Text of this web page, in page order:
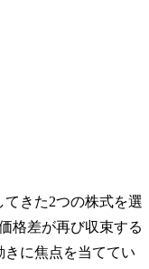
きた2つの株式を選
格差が再び収束する
に焦点を当ててい